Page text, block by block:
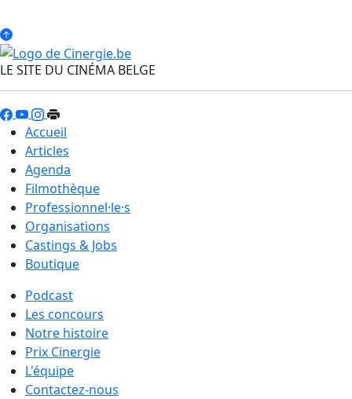
LE SITE DU CINÉMA BELGE
Accueil
Articles
Agenda
Filmothèque
Professionnel·le·s
Organisations
Castings & Jobs
Boutique
Podcast
Les concours
Notre histoire
Prix Cinergie
L'équipe
Contactez-nous